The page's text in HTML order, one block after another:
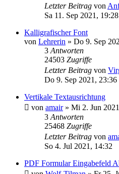
Letzter Beitrag von
Sa 11. Sep 2021, 19:28
Kalligrafischer Font
von Lehrerin » Do 9. Sep
3 Antworten
24503 Zugriffe
Letzter Beitrag von
Do 9. Sep 2021, 23:36
Vertikale Textausrichtung
von amair» Mi 2. Jun
3 Antworten
25468 Zugriffe
Letzter Beitrag von
So 4. Jul 2021, 14:32
PDF Formular Eingabefeld